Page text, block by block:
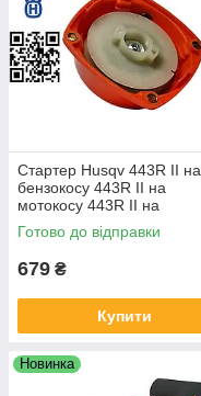
Стартер Husqv 443R II на
бензокосу 443R II на
мотокосу 443R II на
бензотример 443R II
5153669-01
Готово до відправки
679 ₴
Купити
Новинка